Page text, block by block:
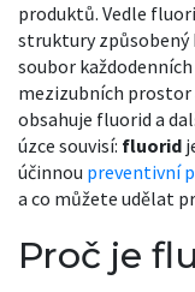
produktů. Vedle
struktury
soubor
mezizubních prostor
obsahuje fluorid a
úzce souvisí: fluorid
účinnou preventivní
a co můžete udělat
Proč je